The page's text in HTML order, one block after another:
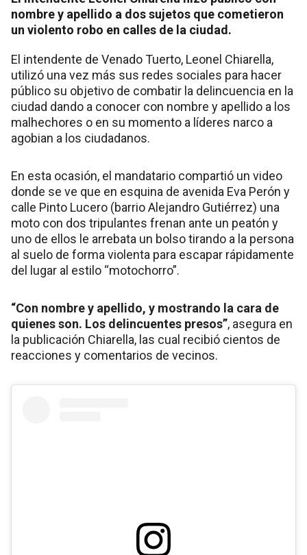
nombre y apellido a dos sujetos que cometieron
un violento robo en calles de la ciudad.
El intendente de Venado Tuerto, Leonel Chiarella,
utilizó una vez más sus redes sociales para hacer
público su objetivo de combatir la delincuencia en la
ciudad dando a conocer con nombre y apellido a los
malhechores o en su momento a líderes narco a
agobian a los ciudadanos.
En esta ocasión, el mandatario compartió un video
donde se ve que en esquina de avenida Eva Perón y
calle Pinto Lucero (barrio Alejandro Gutiérrez) una
moto con dos tripulantes frenan ante un peatón y
uno de ellos le arrebata un bolso tirando a la persona
al suelo de forma violenta para escapar rápidamente
del lugar al estilo “motochorro”.
“Con nombre y apellido, y mostrando la cara de
quienes son. Los delincuentes presos”, asegura en
la publicación Chiarella, las cual recibió cientos de
reacciones y comentarios de vecinos.